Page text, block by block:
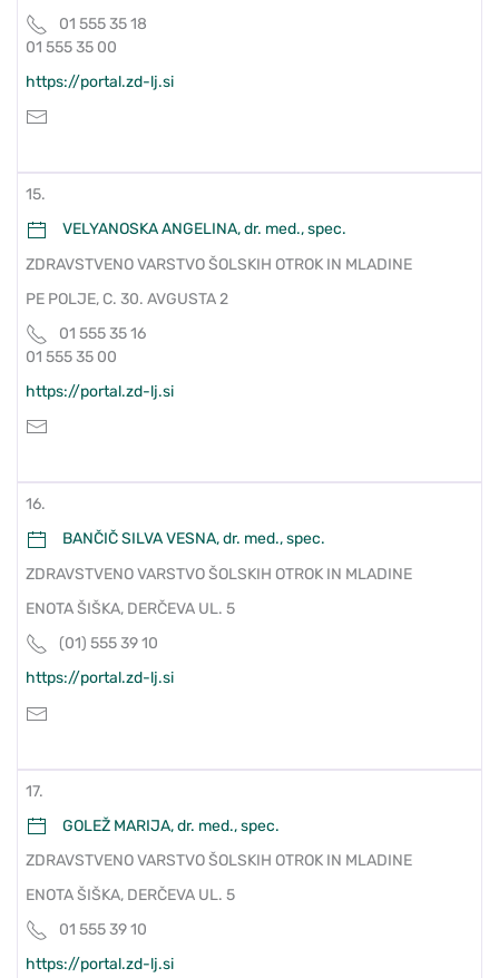
01 555 35 18
01 555 35 00
https://portal.zd-lj.si
15.
VELYANOSKA ANGELINA, dr. med., spec.
ZDRAVSTVENO VARSTVO ŠOLSKIH OTROK IN MLADINE
PE POLJE, C. 30. AVGUSTA 2
01 555 35 16
01 555 35 00
https://portal.zd-lj.si
16.
BANČIČ SILVA VESNA, dr. med., spec.
ZDRAVSTVENO VARSTVO ŠOLSKIH OTROK IN MLADINE
ENOTA ŠIŠKA, DERČEVA UL. 5
(01) 555 39 10
https://portal.zd-lj.si
17.
GOLEŽ MARIJA, dr. med., spec.
ZDRAVSTVENO VARSTVO ŠOLSKIH OTROK IN MLADINE
ENOTA ŠIŠKA, DERČEVA UL. 5
01 555 39 10
https://portal.zd-lj.si